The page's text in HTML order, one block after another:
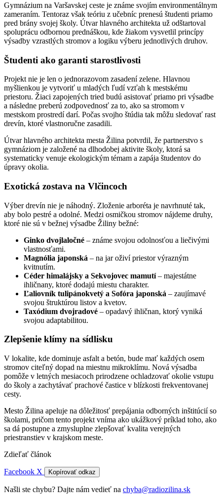
Gymnázium na Varšavskej ceste je známe svojím environmentálnym
zameraním. Tentoraz však teóriu z učebníc prenesú študenti priamo
pred brány svojej školy. Útvar hlavného architekta už odštartoval
spoluprácu odbornou prednáškou, kde žiakom vysvetlil princípy
výsadby vzrastlých stromov a logiku výberu jednotlivých druhov.
Študenti ako garanti starostlivosti
Projekt nie je len o jednorazovom zasadení zelene. Hlavnou
myšlienkou je vytvoriť u mladých ľudí vzťah k mestskému
priestoru. Žiaci zapojených tried budú asistovať priamo pri výsadbe
a následne preberú zodpovednosť za to, ako sa stromom v
mestskom prostredí darí. Počas svojho štúdia tak môžu sledovať rast
drevín, ktoré vlastnoručne zasadili.
Útvar hlavného architekta mesta Žilina potvrdil, že partnerstvo s
gymnáziom je založené na dlhodobej aktivite školy, ktorá sa
systematicky venuje ekologickým témam a zapája študentov do
úpravy okolia.
Exotická zostava na Vlčincoch
Výber drevín nie je náhodný. Zloženie arboréta je navrhnuté tak,
aby bolo pestré a odolné. Medzi osmičkou stromov nájdeme druhy,
ktoré nie sú v bežnej výsadbe Žiliny bežné:
Ginko dvojlaločné – známe svojou odolnosťou a liečivými
vlastnosťami.
Magnólia japonská – na jar oživí priestor výrazným
kvitnutím.
Céder himalájsky a Sekvojovec mamutí– majestátne
ihličnany, ktoré dodajú miestu charakter.
Ľaliovník tulipánokvetý a Sofóra japonská – zaujímavé
svojou štruktúrou listov a kvetov.
Taxódium dvojradové – opadavý ihličnan, ktorý vyniká
svojou adaptabilitou.
Zlepšenie klímy na sídlisku
V lokalite, kde dominuje asfalt a betón, bude mať každých osem
stromov citeľný dopad na miestnu mikroklímu. Nová výsadba
pomôže v letných mesiacoch prirodzene ochladzovať okolie vstupu
do školy a zachytávať prachové častice v blízkosti frekventovanej
cesty.
Mesto Žilina apeluje na dôležitosť prepájania odborných inštitúcií so
školami, pričom tento projekt vníma ako ukážkový príklad toho, ako
sa dá postupne a zmysluplne zlepšovať kvalita verejných
priestranstiev v krajskom meste.
Zdieľať článok
Facebook X Kopírovať odkaz
Našli ste chybu? Dajte nám vedieť na chyba@radiozilina.sk